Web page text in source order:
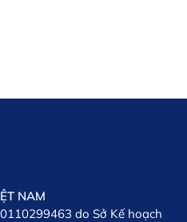
NAM
do Sở Kế hoạch